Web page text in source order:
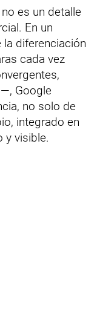
es un detalle
En un
diferenciación
cada vez
Google
no solo de
integrado en
y visible.